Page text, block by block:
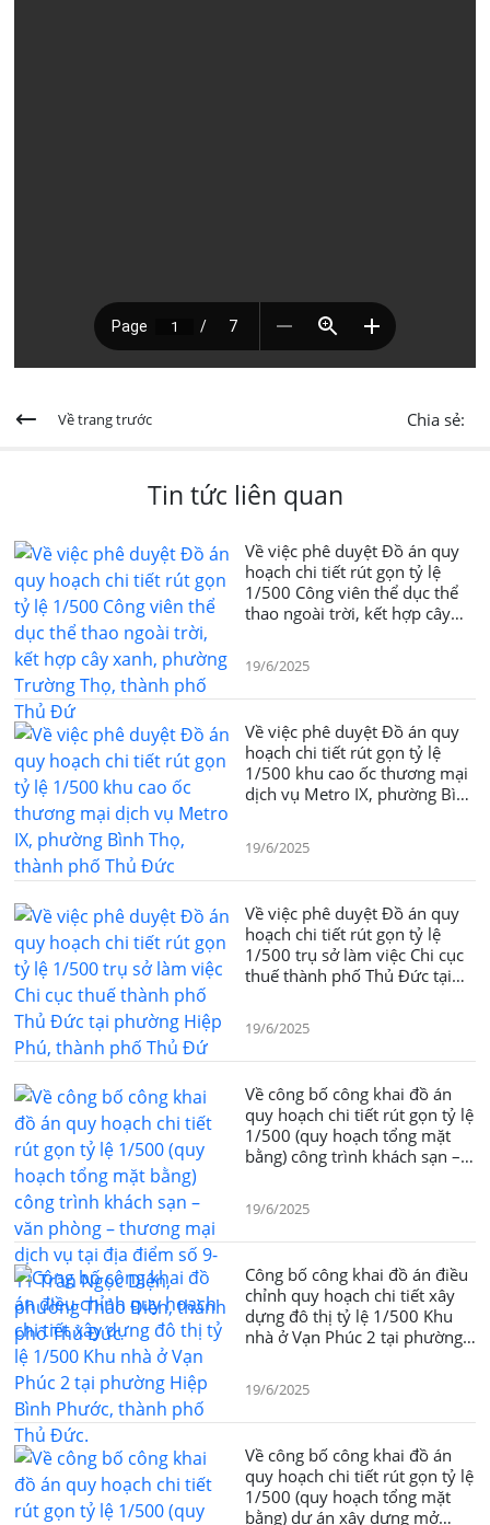
Về trang trước Chia sẻ:
Tin tức liên quan
Về việc phê duyệt Đồ án quy
hoạch chi tiết rút gọn tỷ lệ
1/500 Công viên thể dục thể
thao ngoài trời, kết hợp cây
19/6/2025
Về việc phê duyệt Đồ án quy
hoạch chi tiết rút gọn tỷ lệ
1/500 khu cao ốc thương mại
dịch vụ Metro IX, phường Bình
19/6/2025
Về việc phê duyệt Đồ án quy
hoạch chi tiết rút gọn tỷ lệ
1/500 trụ sở làm việc Chi cục
thuế thành phố Thủ Đức tại
19/6/2025
Về công bố công khai đồ án
quy hoạch chi tiết rút gọn tỷ lệ
1/500 (quy hoạch tổng mặt
bằng) công trình khách sạn –
Ngọc Diện, phường Thảo Điền,
thành phố Thủ Đức
19/6/2025
Công bố công khai đồ án điều
chỉnh quy hoạch chi tiết xây
dựng đô thị tỷ lệ 1/500 Khu
nhà ở Vạn Phúc 2 tại phường
19/6/2025
Về công bố công khai đồ án
quy hoạch chi tiết rút gọn tỷ lệ
1/500 (quy hoạch tổng mặt
bằng) dự án xây dựng mở